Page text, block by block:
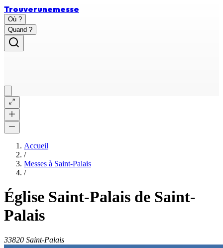
Trouverunemesse
Où ?
Quand ?
Accueil
/
Messes à Saint-Palais
/
Église Saint-Palais de Saint-
Palais
33820 Saint-Palais